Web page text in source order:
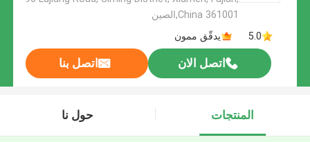
China 361001,الصين
5.0
يدقّق ممون
اتصل الان اتصل بنا
المنتجات حول نا